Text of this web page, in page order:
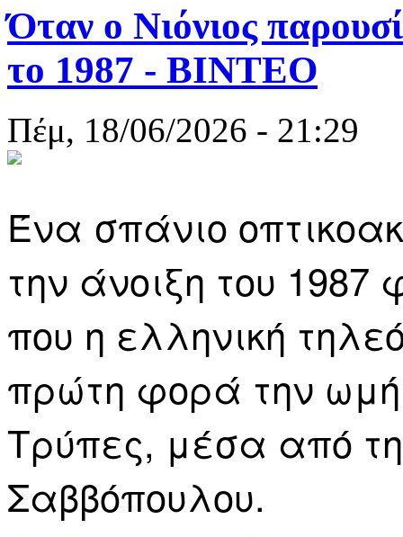
Όταν ο Νιόνιος
το 1987 - ΒΙΝΤΕΟ
Πέμ, 18/06/2026 - 21:29
Ένα σπάνιο
την άνοιξη του
που η ελληνική
πρώτη φορά την
Τρύπες, μέσα από
Σαββόπουλου.